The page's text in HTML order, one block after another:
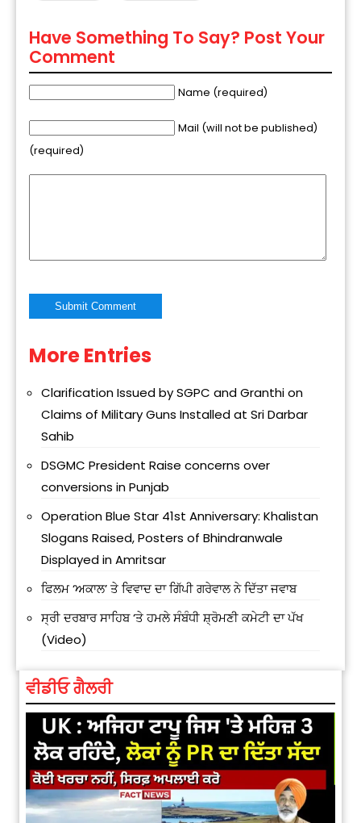
Have Something To Say? Post Your
Comment
Name (required)
Mail (will not be published)
(required)
Alternative:
More Entries
Clarification Issued by SGPC and Granthi on
Claims of Military Guns Installed at Sri Darbar
Sahib
DSGMC President Raise concerns over
conversions in Punjab
Operation Blue Star 41st Anniversary: Khalistan
Slogans Raised, Posters of Bhindranwale
Displayed in Amritsar
ਫਿਲਮ ‘ਅਕਾਲ’ ਤੇ ਵਿਵਾਦ ਦਾ ਗਿੱਪੀ ਗਰੇਵਾਲ ਨੇ ਦਿੱਤਾ ਜਵਾਬ
ਸ੍ਰੀ ਦਰਬਾਰ ਸਾਹਿਬ ‘ਤੇ ਹਮਲੇ ਸੰਬੰਧੀ ਸ਼੍ਰੋਮਣੀ ਕਮੇਟੀ ਦਾ ਪੱਖ
(Video)
ਵੀਡੀਓ ਗੈਲਰੀ